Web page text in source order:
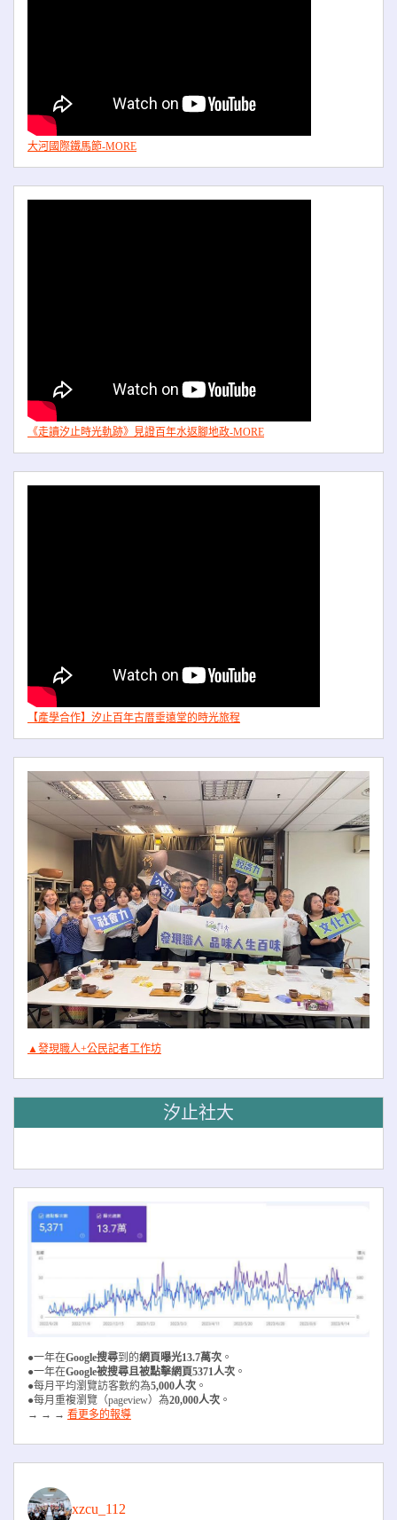
大河國際鐵馬節-MORE
《走讀汐止時光軌跡》見證百年水返腳地政-MORE
【產學合作】汐止百年古厝垂遠堂的時光旅程
▲發現職人+公民記者工作坊
汐止社大
●一年在Google搜尋到的網頁曝光13.7萬次 。
●一年在Google被搜尋且被點擊網頁5371人次 。
●每月平均瀏覽訪客數約為5,000人次 。
●每月重複瀏覽（pageview）為20,000人次 。
→ → → 看更多的報導
xzcu_112